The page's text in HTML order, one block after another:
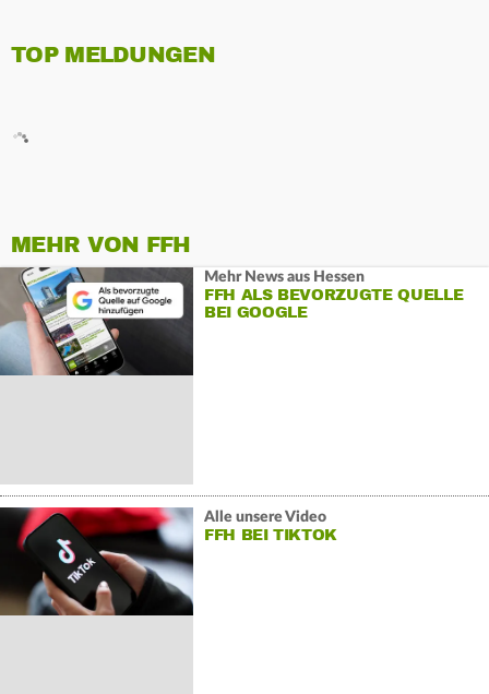
TOP MELDUNGEN
MEHR VON FFH
Mehr News aus Hessen
FFH ALS BEVORZUGTE QUELLE
BEI GOOGLE
Alle unsere Video
FFH BEI TIKTOK